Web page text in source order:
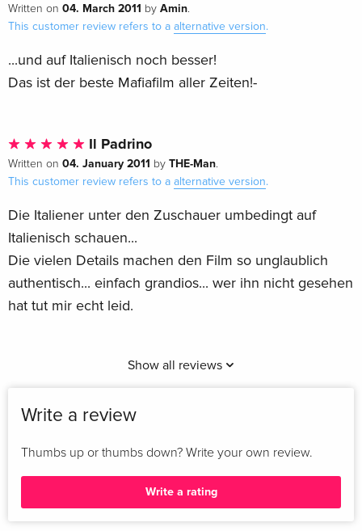
Written on 04. March 2011 by Amin.
This customer review refers to a alternative version.
...und auf Italienisch noch besser!
Das ist der beste Mafiafilm aller Zeiten!-
Il Padrino
Written on 04. January 2011 by THE-Man.
This customer review refers to a alternative version.
Die Italiener unter den Zuschauer umbedingt auf
Italienisch schauen...
Die vielen Details machen den Film so unglaublich
authentisch... einfach grandios... wer ihn nicht gesehen
hat tut mir echt leid.
Show all reviews
Write a review
Thumbs up or thumbs down? Write your own review.
Write a rating